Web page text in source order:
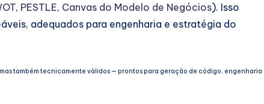
, PESTLE, Canvas do Modelo de Negócios). Isso
adequados para engenharia e estratégia do
também tecnicamente válidos — prontos para geração de código, engenharia